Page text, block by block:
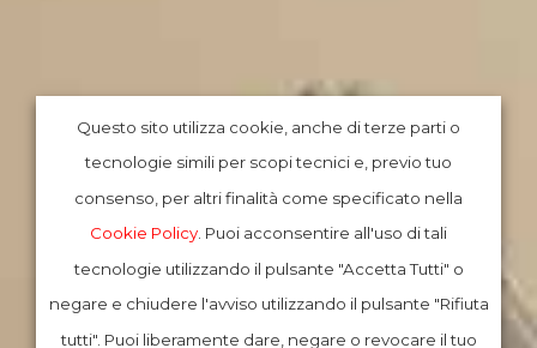
Questo sito utilizza cookie, anche di terze parti o
tecnologie simili per scopi tecnici e, previo tuo
consenso, per altri finalità come specificato nella
Cookie Policy . Puoi acconsentire all'uso di tali
tecnologie utilizzando il pulsante "Accetta Tutti" o
negare e chiudere l'avviso utilizzando il pulsante "Rifiuta
tutti". Puoi liberamente dare, negare o revocare il tuo